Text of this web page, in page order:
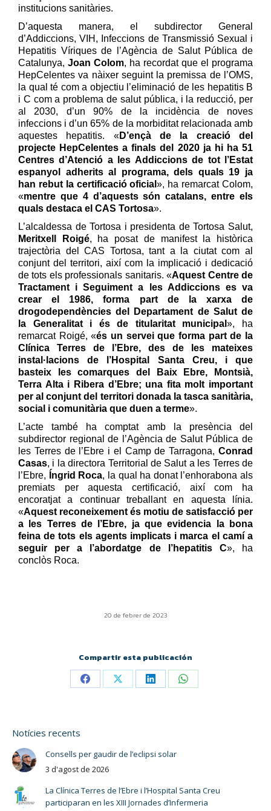
institucions sanitàries.
D’aquesta manera, el subdirector General
d’Addiccions, VIH, Infeccions de Transmissió Sexual i
Hepatitis Víriques de l’Agència de Salut Pública de
Catalunya, Joan Colom, ha recordat que el programa
HepCelentes va nàixer seguint la premissa de l’OMS,
la qual té com a objectiu l’eliminació de les hepatitis B
i C com a problema de salut pública, i la reducció, per
al 2030, d’un 90% de la incidència de noves
infeccions i d’un 65% de la morbiditat relacionada amb
aquestes hepatitis. «D’ençà de la creació del
projecte HepCelentes a finals del 2020 ja hi ha 51
Centres d’Atenció a les Addiccions de tot
l’Estat
espanyol adherits al programa,dels quals 19 ja
han rebut la certificació oficial», ha remarcat Colom,
«mentre que 4 d’aquests sóncatalans, entre els
quals destaca el CAS Tortosa».
L’alcaldessa de Tortosa i presidenta de Tortosa Salut,
Meritxell Roigé, ha posat de manifest la històrica
trajectòria del CAS Tortosa, tant a la ciutat com al
conjunt del territori, així com la implicació i dedicació
de tots els professionals sanitaris. «Aquest Centrede
Tractament i Seguiment a les Addiccions es va
crear el 1986, forma part de la xarxa de
drogodependències del Departament de Salut de
la Generalitat i és de titularitat municipal», ha
remarcat Roigé, «és un servei que forma part de la
Clínica Terres de l’Ebre, des de les mateixes
instal·lacions de l’Hospital Santa Creu, i que
basteix les comarques del Baix Ebre, Montsià,
Terra Alta i Ribera d’Ebre; una fita molt important
peral conjunt del territori donada la tasca sanitària,
social i comunitària que duen a terme».
L’acte també ha comptat amb la presència del
subdirector regional de l’Agència de Salut Pública de
les Terres de l’Ebre i el Camp de Tarragona, Conrad
Casas, i la directora Territorial de Salut a les Terres de
l’Ebre,
Íngrid Roca, la qual ha donat l’enhorabona als
premiats per aquesta certificació, així com ha
encoratjat a continuar treballant en aquesta línia.
«Aquest reconeixement és motiu de satisfacció per
a les Terres de l’Ebre, ja que evidencia la bona
feina de tots els agents implicats i marca el camí a
seguir per a l’abordatge de l’hepatitis C», ha
conclòs Roca.
20 de febrer de 2023
Compartir esta publicación
Notícies recents
Consells per gaudir de l’eclipsi solar
3 d'agost de 2026
La Clínica Terres de l’Ebre i l’Hospital Santa Creu
participaran en les XIII Jornades d’Infermeria